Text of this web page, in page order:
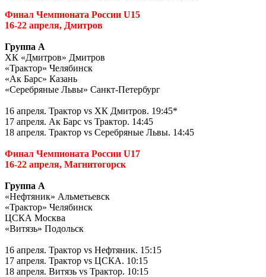
Финал Чемпионата России U15
16-22 апреля, Дмитров
Группа А
ХК «Дмитров» Дмитров
«Трактор» Челябинск
«Ак Барс» Казань
«Серебряные Львы» Санкт-Петербург
16 апреля. Трактор vs ХК Дмитров. 19:45*
17 апреля. Ак Барс vs Трактор. 14:45
18 апреля. Трактор vs Серебряные Львы. 14:45
Финал Чемпионата России U17
16-22 апреля, Магнитогорск
Группа А
«Нефтяник» Альметьевск
«Трактор» Челябинск
ЦСКА Москва
«Витязь» Подольск
16 апреля. Трактор vs Нефтяник. 15:15
17 апреля. Трактор vs ЦСКА. 10:15
18 апреля. Витязь vs Трактор. 10:15